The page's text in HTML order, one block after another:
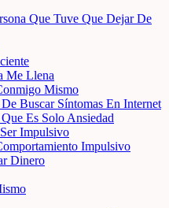
Que Tuve Que Dejar De
Me Llena
Mismo
Buscar Síntomas En Internet
Es Solo Ansiedad
Impulsivo
Impulsivo
Dinero